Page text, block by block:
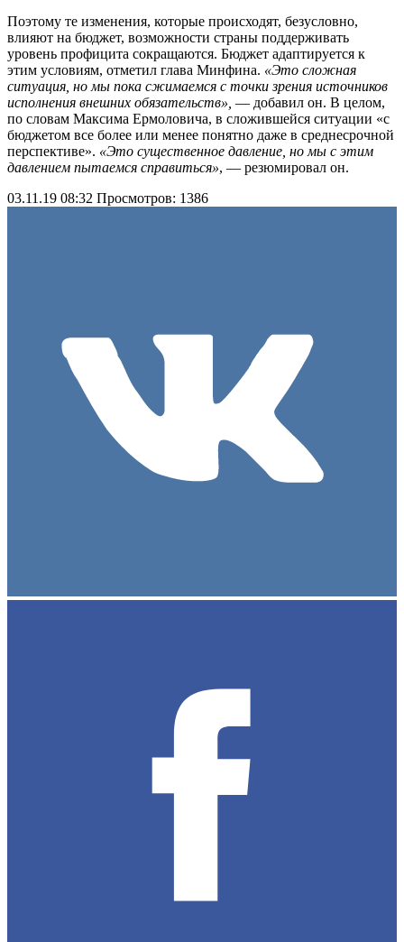
Поэтому те изменения, которые происходят, безусловно,
влияют на бюджет, возможности страны поддерживать
уровень профицита сокращаются. Бюджет адаптируется к
этим условиям, отметил глава Минфина. «Это сложная
ситуация, но мы пока сжимаемся с точки зрения источников
исполнения внешних обязательств», — добавил он. В целом,
по словам Максима Ермоловича, в сложившейся ситуации «с
бюджетом все более или менее понятно даже в среднесрочной
перспективе». «Это существенное давление, но мы с этим
давлением пытаемся справиться», — резюмировал он.
03.11.19 08:32 Просмотров: 1386